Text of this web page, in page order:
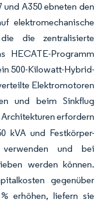
und A350 ebneten den
elektromechanische
die die zentralisierte
HECATE-Programm
500-Kilowatt-Hybrid-
Elektromotoren
und beim Sinkflug
erfordern
kVA und Festkörper-
verwenden und bei
werden können.
gegenüber
erhöhen, liefern sie